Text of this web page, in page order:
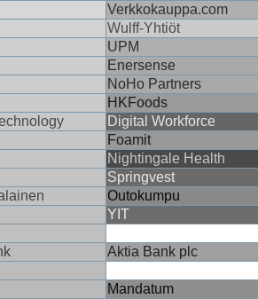
Verkkokauppa.com
Wulff-Yhtiöt
UPM
Enersense
NoHo Partners
HKFoods
Digital Workforce
Foamit
Nightingale Health
Springvest
Outokumpu
YIT
Aktia Bank plc
Mandatum